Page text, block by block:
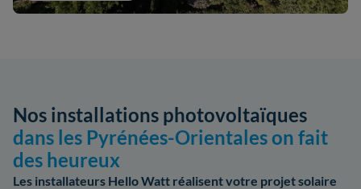
Nos installations photovoltaïques
dans les Pyrénées-Orientales on fait
des heureux
Les installateurs Hello Watt réalisent votre projet solaire